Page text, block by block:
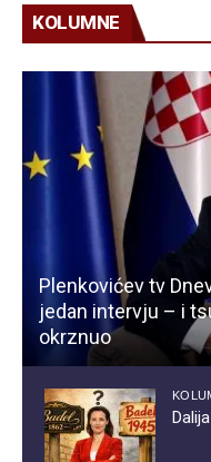
KOLUMNE
Plenkovićev tv
jedan intervju – i
okrznuo